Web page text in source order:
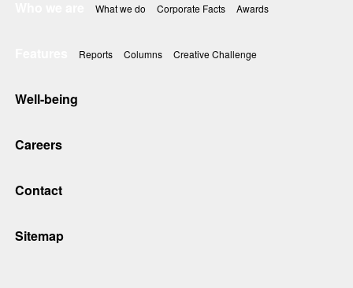
What we do Corporate Facts Awards
Reports Columns Creative Challenge
Well-being
Careers
Contact
Sitemap